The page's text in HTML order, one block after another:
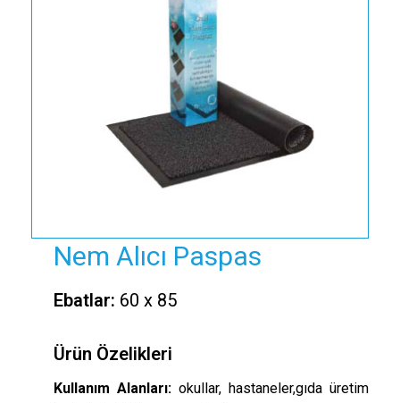
Nem Alıcı Paspas
Ebatlar: 60 x 85
Ürün Özelikleri
Kullanım Alanları: okullar, hastaneler,gıda üretim